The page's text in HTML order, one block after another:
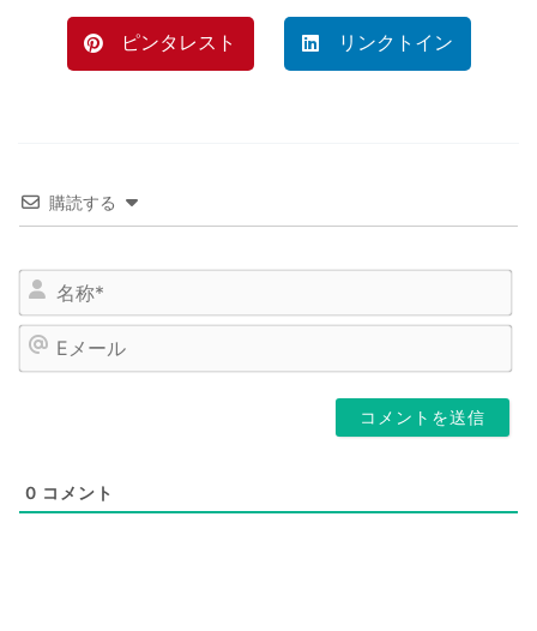
ピンタレスト リンクトイン
購読する
名
E
ー
0 コメント